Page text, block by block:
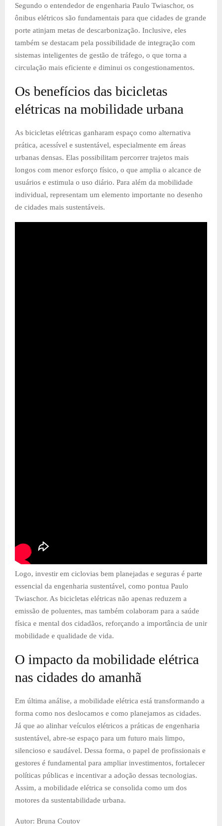
Segundo o entendedor de engenharia Paulo Twiaschor, os
ônibus elétricos são fundamentais para que cidades de grande
porte atinjam metas de descarbonização. Inclusive, eles
também se destacam pela possibilidade de integração com
sistemas inteligentes de gestão de tráfego, o que torna a
circulação mais eficiente e diminui os congestionamentos.
Os benefícios das bicicletas
elétricas na mobilidade urbana
As bicicletas elétricas ganharam espaço como alternativa
prática, acessível e sustentável, especialmente em áreas
urbanas densas. Elas possibilitam percorrer trajetos mais
longos com menor esforço físico, o que amplia o alcance de
usuários e estimula o uso diário. Para além da mobilidade
individual, representam um elemento importante no desenho
de cidades mais sustentáveis.
Logo, investir em ciclovias bem planejadas e seguras é parte
essencial da engenharia sustentável, como pontua Paulo
Twiaschor. As bicicletas elétricas não apenas reduzem a
emissão de poluentes, mas também colaboram para a saúde
física e mental dos cidadãos, reforçando a importância de unir
mobilidade e qualidade de vida.
O impacto da mobilidade elétrica
nas cidades do amanhã
Em última análise, a mobilidade elétrica está transformando a
forma como nos deslocamos e como planejamos as cidades.
Já que ao alinhar veículos elétricos a práticas de engenharia
sustentável, abre-se espaço para um futuro mais limpo,
silencioso e saudável. Dessa forma, o papel de profissionais e
gestores é fundamental para ampliar investimentos, fortalecer
políticas públicas e incentivar a adoção dessas tecnologias.
Assim, a mobilidade elétrica se consolida como um dos
motores da sustentabilidade urbana.
Autor: Bruna Coutov